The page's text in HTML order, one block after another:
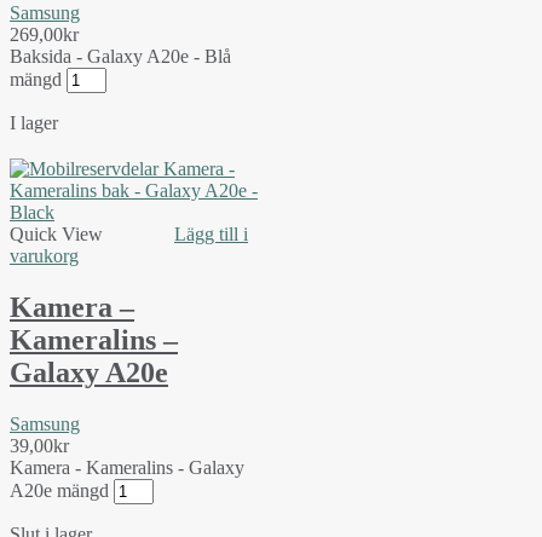
Samsung
269,00kr
Baksida - Galaxy A20e - Blå
mängd
I lager
Quick View
Lägg till i
varukorg
Kamera –
Kameralins –
Galaxy A20e
Samsung
39,00kr
Kamera - Kameralins - Galaxy
A20e mängd